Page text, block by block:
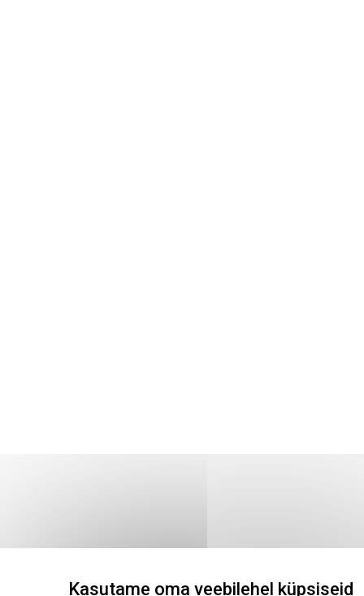
Kasutame oma veebilehel küpsiseid